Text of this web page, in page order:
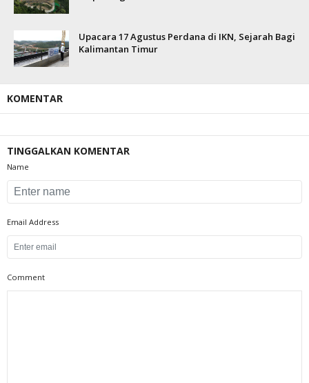
Upacara 17 Agustus Perdana di IKN, Sejarah Bagi
Kalimantan Timur
KOMENTAR
TINGGALKAN KOMENTAR
Name
Email Address
Comment